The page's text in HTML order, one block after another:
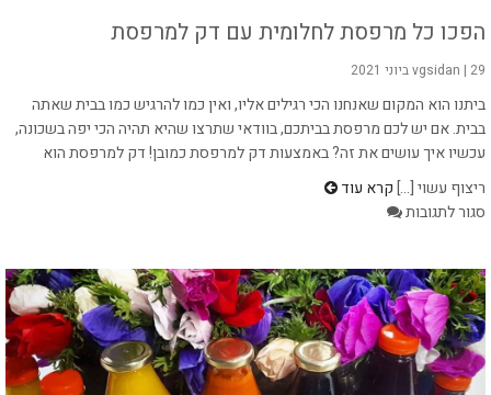
הפכו כל מרפסת לחלומית עם דק למרפסת
vgsidan | 29 ביוני 2021
ביתנו הוא המקום שאנחנו הכי רגילים אליו, ואין כמו להרגיש כמו בבית שאתה
בבית. אם יש לכם מרפסת בביתכם, בוודאי שתרצו שהיא תהיה הכי יפה בשכונה,
עכשיו איך עושים את זה? באמצעות דק למרפסת כמובן! דק למרפסת הוא
ריצוף עשוי [...]קרא עוד
סגור לתגובותעל
מרפסת
לחלומית
עם
דק
למרפסת